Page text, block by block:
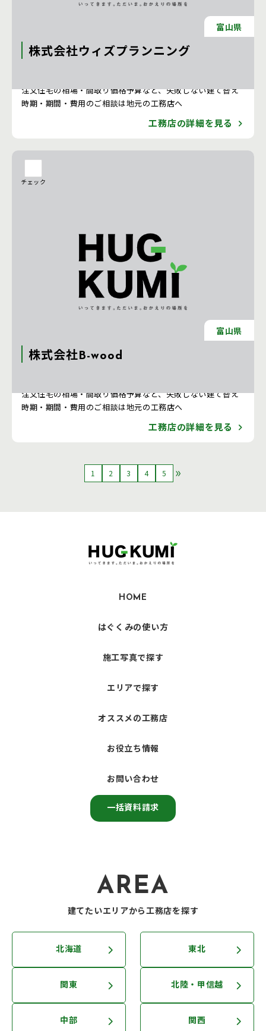
富山県
株式会社ウィズプランニング
注文住宅の相場・間取り価格予算など、失敗しない建て替え
時期・期間・費用のご相談は地元の工務店へ
工務店の詳細を見る
チェック
富山県
株式会社B-wood
注文住宅の相場・間取り価格予算など、失敗しない建て替え
時期・期間・費用のご相談は地元の工務店へ
工務店の詳細を見る
1 2 3 4 5
HOME
はぐくみの使い方
施工写真で探す
エリアで探す
オススメの工務店
お役立ち情報
お問い合わせ
一括資料請求
AREA
建てたいエリアから工務店を探す
北海道 東北
関東 北陸・甲信越
中部 関西